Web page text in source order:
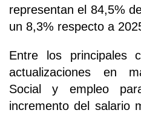
representan el 84,5%
un 8,3% respecto a
Entre los principales
actualizaciones en
Social y empleo
incremento del salario